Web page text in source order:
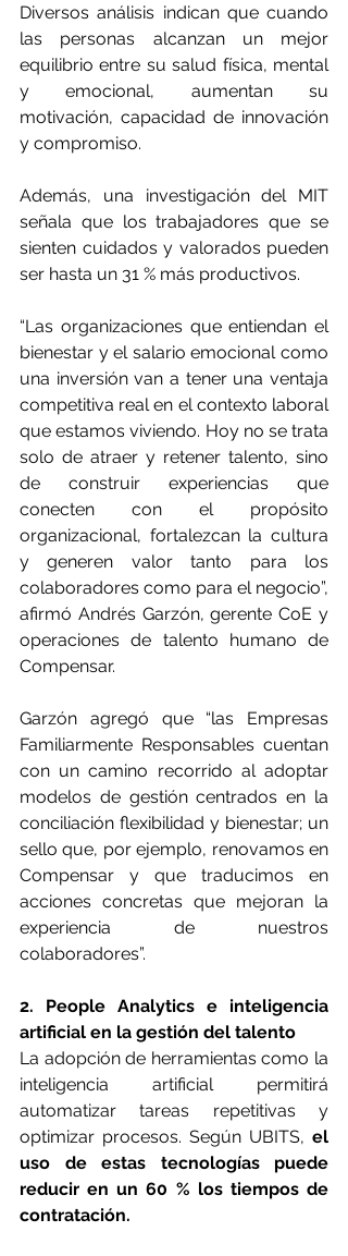
Diversos análisis indican que cuando
las personas alcanzan un mejor
equilibrio entre su salud física, mental
y emocional, aumentan su
motivación, capacidad de innovación
y compromiso.
Además, una investigación del MIT
señala que los trabajadores que se
sienten cuidados y valorados pueden
ser hasta un 31 % más productivos.
“Las organizaciones que entiendan el
bienestar y el salario emocional como
una inversión van a tener una ventaja
competitiva real en el contexto laboral
que estamos viviendo. Hoy no se trata
solo de atraer y retener talento, sino
de construir experiencias que
conecten con el propósito
organizacional, fortalezcan la cultura
y generen valor tanto para los
colaboradores como para el negocio”,
afirmó Andrés Garzón, gerente CoE y
operaciones de talento humano de
Compensar.
Garzón agregó que “las Empresas
Familiarmente Responsables cuentan
con un camino recorrido al adoptar
modelos de gestión centrados en la
conciliación flexibilidad y bienestar; un
sello que, por ejemplo, renovamos en
Compensar y que traducimos en
acciones concretas que mejoran la
experiencia de nuestros
colaboradores”.
2. People Analytics e inteligencia
artificial en la gestión del talento
La adopción de herramientas como la
inteligencia artificial permitirá
automatizar tareas repetitivas y
optimizar procesos. Según UBITS, el
uso de estas tecnologías puede
reducir en un 60 % los tiempos de
contratación.